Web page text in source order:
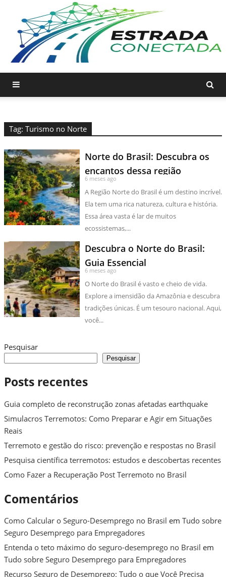
Tag: Turismo no Norte
Norte do Brasil: Descubra os
encantos dessa região
6 meses ago
A Região Norte do Brasil é um destino incrível.
Ela tem uma rica natureza, cultura e história.
Essa área vasta é lar de muitos
ecossistemas,...
Descubra o Norte do Brasil:
Guia Essencial
6 meses ago
O Norte do Brasil é vasto e cheio de vida.
Explore a imensidão da Amazônia e descubra
tradições únicas. É um tesouro nacional. Aqui,
você...
Pesquisar
Pesquisar
Posts recentes
Guia completo de reconstrução zonas afetadas earthquake
Simulacros Terremotos: Como Preparar e Agir em Situações
Reais
Terremoto e gestão do risco: prevenção e respostas no Brasil
Pesquisa científica terremotos: estudos e descobertas recentes
Como Fazer a Recuperação Post Terremoto no Brasil
Comentários
Como Calcular o Seguro-Desemprego no Brasil em Tudo sobre
Seguro Desemprego para Empregadores
Entenda o teto máximo do seguro-desemprego no Brasil em
Tudo sobre Seguro Desemprego para Empregadores
Recurso Seguro de Desemprego: Tudo o que Você Precisa